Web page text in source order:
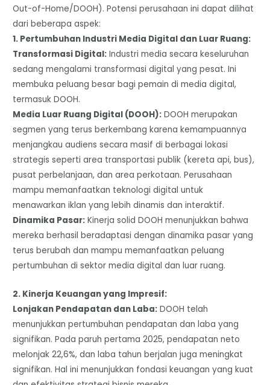
Out-of-Home/DOOH). Potensi perusahaan ini dapat dilihat
dari beberapa aspek:
​1. Pertumbuhan Industri Media Digital dan Luar Ruang:
​Transformasi Digital: Industri media secara keseluruhan
sedang mengalami transformasi digital yang pesat. Ini
membuka peluang besar bagi pemain di media digital,
termasuk DOOH.
​Media Luar Ruang Digital (DOOH): DOOH merupakan
segmen yang terus berkembang karena kemampuannya
menjangkau audiens secara masif di berbagai lokasi
strategis seperti area transportasi publik (kereta api, bus),
pusat perbelanjaan, dan area perkotaan. Perusahaan
mampu memanfaatkan teknologi digital untuk
menawarkan iklan yang lebih dinamis dan interaktif.
​Dinamika Pasar: Kinerja solid DOOH menunjukkan bahwa
mereka berhasil beradaptasi dengan dinamika pasar yang
terus berubah dan mampu memanfaatkan peluang
pertumbuhan di sektor media digital dan luar ruang.
​2. Kinerja Keuangan yang Impresif:
Lonjakan Pendapatan dan Laba: DOOH telah
menunjukkan pertumbuhan pendapatan dan laba yang
signifikan. Pada paruh pertama 2025, pendapatan neto
melonjak 22,6%, dan laba tahun berjalan juga meningkat
signifikan. Hal ini menunjukkan fondasi keuangan yang kuat